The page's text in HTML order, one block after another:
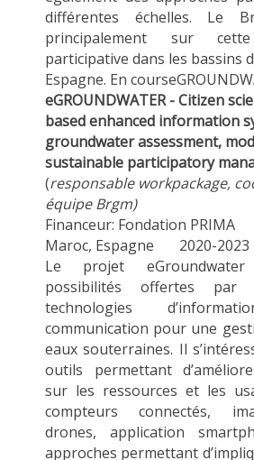
différentes échelles. Le
principalement sur
participative dans les bassins
Espagne. En
eGROUNDWATER - Citizen
based enhanced information
groundwater assessment,
sustainable participatory
(responsable workpackage,
équipe Brgm)
Financeur: Fondation
Maroc, Espagne 2020-2023
Le projet
possibilités offertes par
technologies
communication pour une
eaux souterraines. Il
outils permettant
sur les ressources et les
compteurs connectés,
drones, application
approches permettant